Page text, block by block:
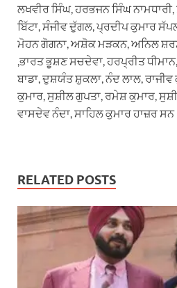
ਲਖਵੀਰ ਸਿੰਘ, ਹਰਭਜਨ ਸਿੰਘ
ਬਿੱਟਾ, ਸੰਜੀਵ ਦੁੱਗਲ, ਪ੍ਰਦੀਪ ਕੁਮਾਰ
ਮੋਹਨ ਗੋਗਨਾ, ਅਸ਼ੋਕ ਮੜਕਨ, ਅਨਿਲ
,ਭਾਰਤ ਭੂਸ਼ਣ ਸਚਦੇਵਾ, ਹਰਪ੍ਰੀਤ
ਬਾਡਾ, ਦੁਸ਼ਯੰਤ ਸ਼ੁਕਲਾ, ਨੰਦ ਲਾਲ,
ਕੁਮਾਰ, ਸੁਸ਼ੀਲ ਗੁਪਤਾ, ਰਮੇਸ਼ ਕੁਮਾਰ,
ਵਾਸਦੇਵ ਨੰਦਾ, ਸਾਹਿਲ ਕੁਮਾਰ ਹਾਜ਼ਰ
RELATED POSTS